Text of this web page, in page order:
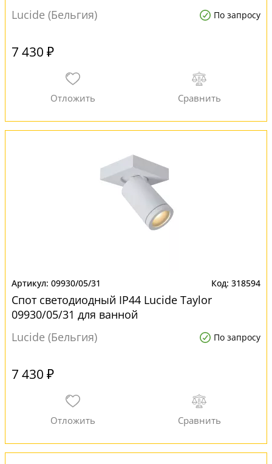
Lucide (Бельгия)
По запросу
7 430 ₽
09930/05/31 318594
Спот светодиодный IP44 Lucide Taylor
09930/05/31 для ванной
Lucide (Бельгия)
По запросу
7 430 ₽